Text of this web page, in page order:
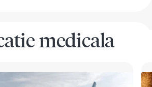
medicala